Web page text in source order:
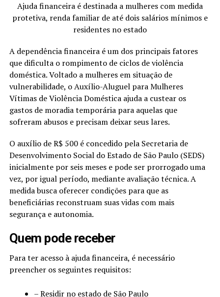
Ajuda financeira é destinada a mulheres com medida
protetiva, renda familiar de até dois salários mínimos e
residentes no estado
A dependência financeira é um dos principais fatores
que dificulta o rompimento de ciclos de violência
doméstica. Voltado a mulheres em situação de
vulnerabilidade, o Auxílio-Aluguel para Mulheres
Vítimas de Violência Doméstica ajuda a custear os
gastos de moradia temporária para aquelas que
sofreram abusos e precisam deixar seus lares.
O auxílio de R$ 500 é concedido pela Secretaria de
Desenvolvimento Social do Estado de São Paulo (SEDS)
inicialmente por seis meses e pode ser prorrogado uma
vez, por igual período, mediante avaliação técnica. A
medida busca oferecer condições para que as
beneficiárias reconstruam suas vidas com mais
segurança e autonomia.
Quem pode receber
Para ter acesso à ajuda financeira, é necessário
preencher os seguintes requisitos:
– Residir no estado de São Paulo